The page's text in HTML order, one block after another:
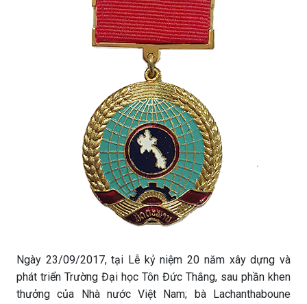
Ngày 23/09/2017, tại Lễ kỷ niệm 20 năm xây dựng và
phát triển Trường Đại học Tôn Đức Thắng, sau phần khen
thưởng của Nhà nước Việt Nam; bà Lachanthaboune